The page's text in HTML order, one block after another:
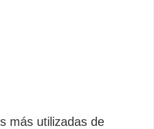
más utilizadas de